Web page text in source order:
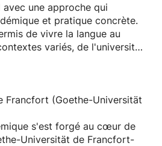
une approche qui
et pratique concrète.
de vivre la langue au
variés, de l'université
Je ne me contente pas
listes de vocabulaire ; je
la logique de la langue pour
autonome. J'aime
Francfort (Goethe-Universität
s'est forgé au cœur de
Universität de Francfort-